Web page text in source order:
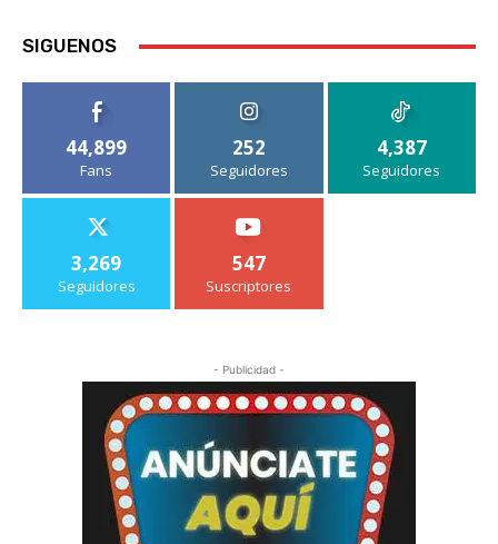
SIGUENOS
44,899
Fans
252
Seguidores
4,387
Seguidores
3,269
Seguidores
547
Suscriptores
- Publicidad -